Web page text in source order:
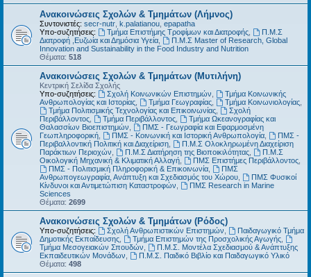
Ανακοινώσεις Σχολών & Τμημάτων (Λήμνος)
Συντονιστές: secr-nutr k.palatianou epapatha
Υπο-συζητήσεις:
Τμήμα Επιστήμης Τροφίμων και Διατροφής,
Π.Μ.Σ
Διατροφή ,Ευζωία και Δημόσια Υγεία
Π.Μ.Σ Master of Research, Global
Innovation and Sustainability in the Food Industry and Nutrition
Θέματα: 518
Ανακοινώσεις Σχολών & Τμημάτων (Μυτιλήνη)
Κεντρική Σελίδα Σχολής
Υπο-συζητήσεις:
Σχολή Κοινωνικών Επιστημών
Τμήμα Κοινωνικής
Ανθρωπολογίας και Ιστορίας
Τμήμα Γεωγραφίας, Τμήμα Κοινωνιολογίας,
Τμήμα Πολιτισμικής Τεχνολογίας και Επικοινωνίας,
Σχολή
Περιβάλλοντος
Τμήμα Περιβάλλοντος,
Τμήμα Ωκεανογραφίας και
Θαλασσίων Βιοεπιστημών
ΠΜΣ - Γεωγραφία και Εφαρμοσμένη
Γεωπληροφορική
ΠΜΣ - Κοινωνική και Ιστορική Ανθρωπολογία,
ΠΜΣ -
Περιβαλλοντική Πολιτική και Διαχείριση
Π.Μ.Σ Ολοκληρωμένη Διαχείριση
Παράκτιων Περιοχών
Π.Μ.Σ Διατήρηση της Βιοποικιλότητας,
Π.Μ.Σ
Οικολογική Μηχανική & Κλιματική Αλλαγή
ΠΜΣ Επιστήμες Περιβάλλοντος,
ΠΜΣ - Πολιτισμική Πληροφορική & Επικοινωνία,
ΠΜΣ
Ανθρωπογεωγραφία, Ανάπτυξη και Σχεδιασμός του Χώρου
ΠΜΣ Φυσικοί
Κίνδυνοι και Αντιμετώπιση Καταστροφών
ΠΜΣ Research in Marine
Sciences
Θέματα: 2699
Ανακοινώσεις Σχολών & Τμημάτων (Ρόδος)
Υπο-συζητήσεις: Σχολή Ανθρωπιστικών Επιστημών
Παιδαγωγικό Τμήμα
Δημοτικής Εκπαίδευσης
Τμήμα Επιστημών της Προσχολικής Αγωγής,
Τμήμα Μεσογειακών Σπουδών
Π.Μ.Σ. Μοντέλα Σχεδιασμού & Ανάπτυξης
Εκπαιδευτικών Μονάδων
Π.Μ.Σ. Παιδικό Βιβλίο και Παιδαγωγικό Υλικό
Θέματα: 498